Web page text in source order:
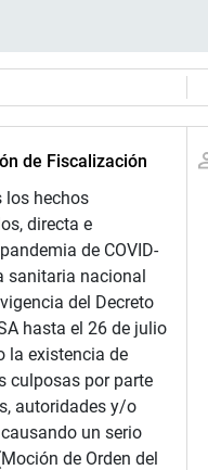
de Fiscalización
los hechos
directa e
de COVID-
sanitaria nacional
del Decreto
hasta el 26 de julio
la existencia de
culposas por parte
autoridades y/o
un serio
de Orden del